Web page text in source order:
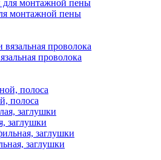
монтажной пены
проволока
полоса
заглушки
заглушки